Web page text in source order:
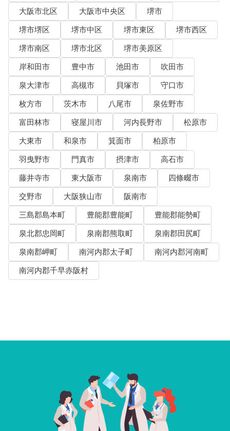
大阪市北区
大阪市中央区
堺市
堺市堺区
堺市中区 堺市東区
堺市西区
堺市南区
堺市北区
堺市美原区
岸和田市
豊中市 池田市
吹田市
泉大津市
高槻市 貝塚市
守口市
枚方市
茨木市 八尾市
泉佐野市
富田林市
寝屋川市 河内長野市
松原市
大東市
和泉市 箕面市
柏原市
羽曳野市
門真市 摂津市
高石市
藤井寺市
東大阪市 泉南市
四條畷市
交野市
大阪狭山市
阪南市
三島郡島本町
豊能郡豊能町
豊能郡能勢町
泉北郡忠岡町
泉南郡熊取町
泉南郡田尻町
泉南郡岬町
南河内郡太子町
南河内郡河南町
南河内郡千早赤阪村